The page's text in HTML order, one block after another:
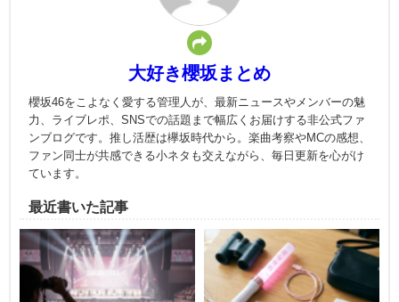
大好き櫻坂まとめ
櫻坂46をこよなく愛する管理人が、最新ニュースやメンバーの魅
力、ライブレポ、SNSでの話題まで幅広くお届けする非公式ファ
ンブログです。推し活歴は欅坂時代から。楽曲考察やMCの感想、
ファン同士が共感できる小ネタも交えながら、毎日更新を心がけ
ています。
最近書いた記事